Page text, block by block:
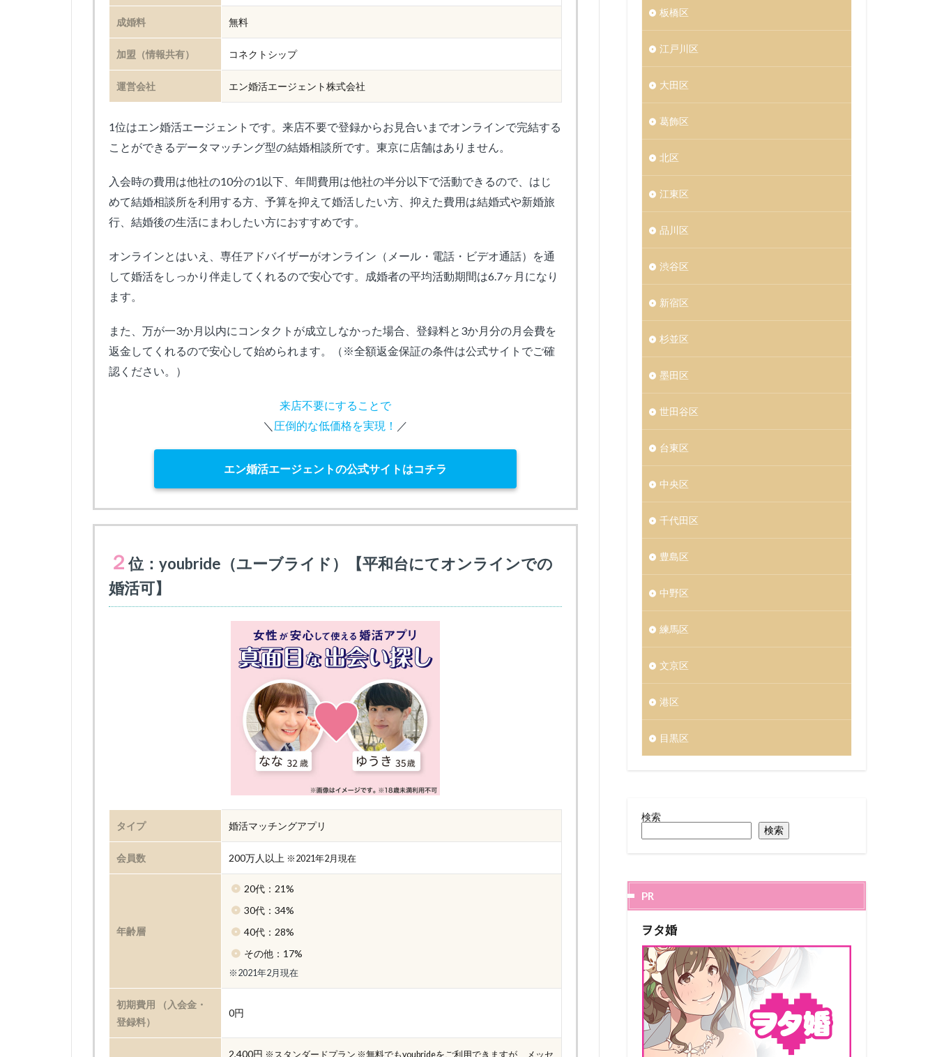
成婚料 無料
加盟（情報共有） コネクトシップ
運営会社 エン婚活エージェント株式会社
1位はエン婚活エージェントです。来店不要で登録からお見合いまでオンラインで完結する
ことができるデータマッチング型の結婚相談所です。東京に店舗はありません。
入会時の費用は他社の10分の1以下、年間費用は他社の半分以下で活動できるので、はじ
めて結婚相談所を利用する方、予算を抑えて婚活したい方、抑えた費用は結婚式や新婚旅
行、結婚後の生活にまわしたい方におすすめです。
オンラインとはいえ、専任アドバイザーがオンライン（メール・電話・ビデオ通話）を通
して婚活をしっかり伴走してくれるので安心です。成婚者の平均活動期間は6.7ヶ月になり
ます。
また、万が一3か月以内にコンタクトが成立しなかった場合、登録料と3か月分の月会費を
返金してくれるので安心して始められます。（※全額返金保証の条件は公式サイトでご確
認ください。）
来店不要にすることで
＼ 圧倒的な低価格を実現！ ／
エン婚活エージェントの公式サイトはコチラ
２ 位：youbride（ユーブライド）【平和台にてオンラインでの
婚活可】
タイプ 婚活マッチングアプリ
会員数 200万人以上 ※2021年2月現在
年齢層
20代：21%
30代：34%
40代：28%
その他：17%
※2021年2月現在
初期費用 （入会金・
登録料）
0円
2,400円 ※スタンダードプラン ※無料でもyoubrideをご利用できますが、メッセ
板橋区
江戸川区
大田区
葛飾区
北区
江東区
品川区
渋谷区
新宿区
杉並区
墨田区
世田谷区
台東区
中央区
千代田区
豊島区
中野区
練馬区
文京区
港区
目黒区
検索
検索
PR
ヲタ婚